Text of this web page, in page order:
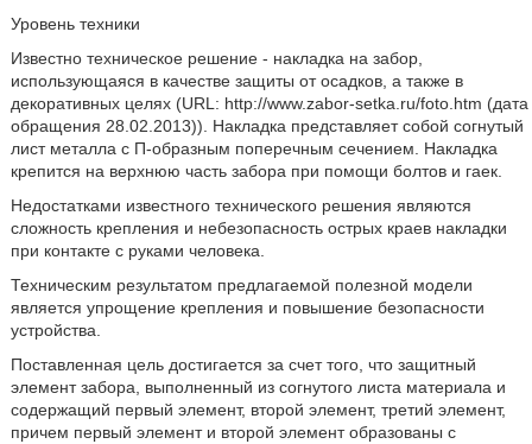
Уровень техники
Известно техническое решение - накладка на забор,
использующаяся в качестве защиты от осадков, а также в
декоративных целях (URL: http://www.zabor-setka.ru/foto.htm (дата
обращения 28.02.2013)). Накладка представляет собой согнутый
лист металла с П-образным поперечным сечением. Накладка
крепится на верхнюю часть забора при помощи болтов и гаек.
Недостатками известного технического решения являются
сложность крепления и небезопасность острых краев накладки
при контакте с руками человека.
Техническим результатом предлагаемой полезной модели
является упрощение крепления и повышение безопасности
устройства.
Поставленная цель достигается за счет того, что защитный
элемент забора, выполненный из согнутого листа материала и
содержащий первый элемент, второй элемент, третий элемент,
причем первый элемент и второй элемент образованы с